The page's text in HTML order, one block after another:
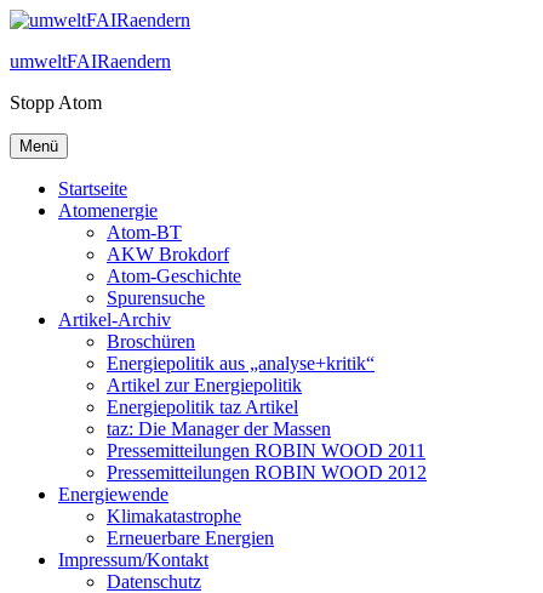
Zum
springen
umweltFAIRaendern
Stopp Atom
Menü
Startseite
Atomenergie
Atom-BT
AKW Brokdorf
Atom-Geschichte
Spurensuche
Artikel-Archiv
Broschüren
Energiepolitik aus „analyse+kritik“
Artikel zur Energiepolitik
Energiepolitik taz Artikel
taz: Die Manager der Massen
Pressemitteilungen ROBIN WOOD 2011
Pressemitteilungen ROBIN WOOD 2012
Energiewende
Klimakatastrophe
Erneuerbare Energien
Impressum/Kontakt
Datenschutz